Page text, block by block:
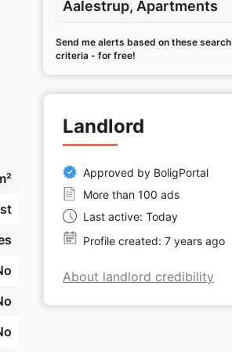
Aalestrup, Apartments
Send me alerts based on these search
criteria - for free!
Landlord
Approved by BoligPortal
More than 100 ads
Last active: Today
Profile created: 7 years ago
About landlord credibility